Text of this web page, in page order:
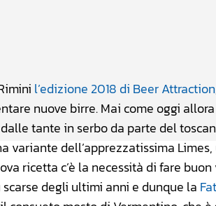
l’edizione 2018 di Beer Attraction
nuove birre. Mai come oggi
tante in serbo da parte del
variante dell’apprezzatissima
ricetta c’è la necessità di fare
degli ultimi anni e dunque la